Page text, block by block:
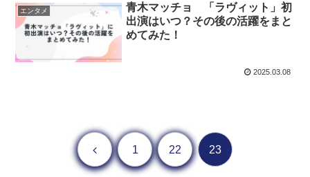
エンタメ
青木マッチョ 「ラヴィット」初
出演はいつ？その後の活躍をまと
めてみた！
2025.03.08
前へ 1 22 23